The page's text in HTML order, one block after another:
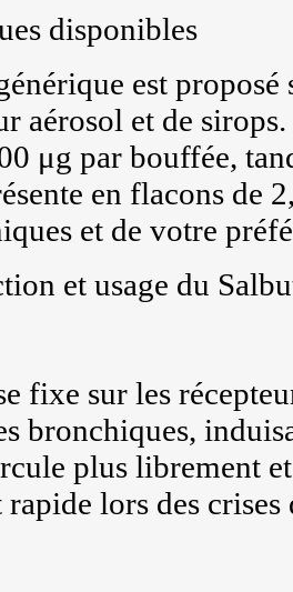
disponibles
est proposé
aérosol et de
μg par bouffée,
en flacons de
et de votre
et usage du
fixe sur les
bronchiques,
plus librement
lors des crises